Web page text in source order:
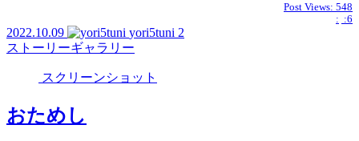
Post Views: 548
: :6
2022.10.09 yori5tuni 2
ストーリーギャラリー
スクリーンショット
おためし